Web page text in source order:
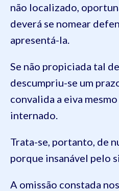
não localizado,
deverá se nomear
apresentá-la.
Se não propiciada tal
descumpriu-se um
convalida a eiva
internado.
Trata-se, portanto, de
porque insanável pelo
A omissão constada